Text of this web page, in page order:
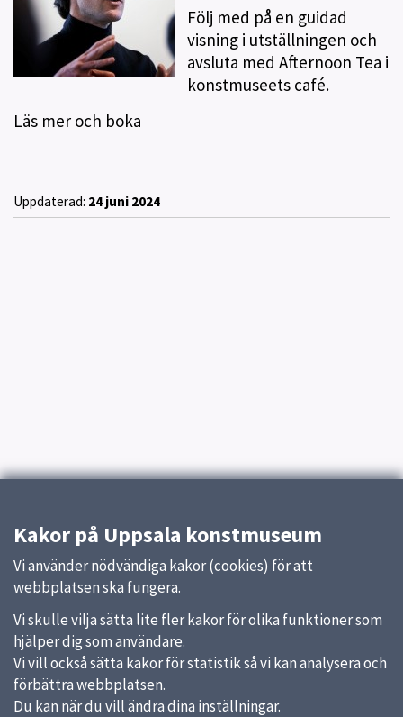
Följ med på en guidad
visning i utställningen och
avsluta med Afternoon Tea i
konstmuseets café.
Läs mer och boka
Uppdaterad: 24 juni 2024
Kakor på Uppsala konstmuseum
Vi använder nödvändiga kakor (cookies) för att
webbplatsen ska fungera.
Vi skulle vilja sätta lite fler kakor för olika funktioner som
hjälper dig som användare.
Vi vill också sätta kakor för statistik så vi kan analysera och
förbättra webbplatsen.
Du kan när du vill ändra dina inställningar.